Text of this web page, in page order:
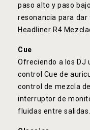
paso alto y paso
resonancia para
Headliner R4
Cue
Ofreciendo a los DJ
control Cue de
control de mezcla
interruptor de
fluidas entre salidas.